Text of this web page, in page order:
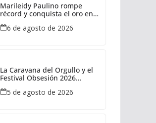
Marileidy Paulino rompe
récord y conquista el oro en
6 de agosto de 2026
La Caravana del Orgullo y el
Festival Obsesión 2026
La Fiera Típica
5 de agosto de 2026